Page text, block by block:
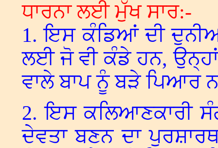
ਧਾਰਨਾ ਲਈ ਮੁੱਖ ਸਾਰ:-
1. ਇਸ ਕੰਡਿਆਂ ਦੀ
ਲਈ ਜੋ ਵੀ ਕੰਡੇ ਹਨ,
ਵਾਲੇ ਬਾਪ ਨੂੰ ਬੜੇ ਪਿਆਰ
2. ਇਸ ਕਲਿਆਣਕਾਰੀ
ਦੇਵਤਾ ਬਣਨ ਦਾ